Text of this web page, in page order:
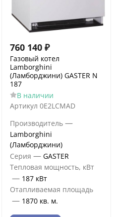
760 140 ₽
Газовый котел
Lamborghini
(Ламборджини) GASTER N
187
В наличии
Артикул 0E2LCMAD
Производитель —
Lamborghini
(Ламборджини)
Серия — GASTER
Тепловая мощность, кВт
— 187 кВт
Отапливаемая площадь
— 1870 кв. м.